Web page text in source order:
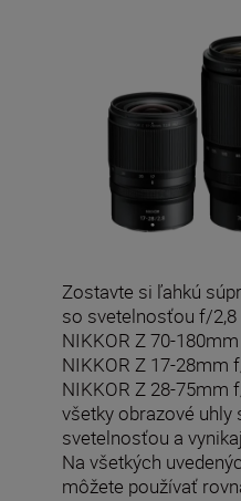
Zostavte si ľahkú
so svetelnosťou f/
NIKKOR Z 70-
NIKKOR Z 17-28mm
NIKKOR Z 28-75mm
všetky obrazové uhly
svetelnosťou a
Na všetkých
môžete používať